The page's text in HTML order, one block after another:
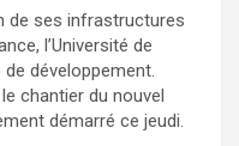
de ses infrastructures
l’Université de
développement.
chantier du nouvel
démarré ce jeudi.